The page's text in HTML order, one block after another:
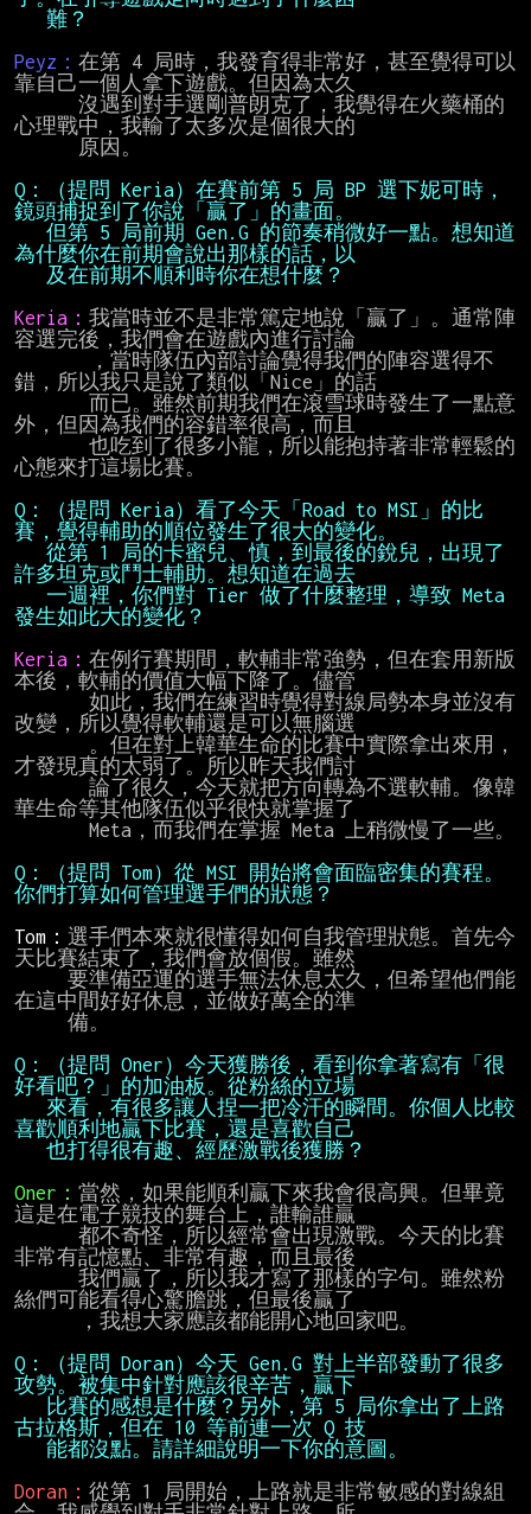
   難？
Peyz： 在第 4 局時，我發育得非常好，甚至覺得可以
靠自己一個人拿下遊戲。但因為太久
心理戰中，我輸了太多次是個很大的
Q：（提問 Keria）在賽前第 5 局 BP 選下妮可時，
   及在前期不順利時你在想什麼？
Keria： 我當時並不是非常篤定地說「贏了」。通常陣
容選完後，我們會在遊戲內進行討論
錯，所以我只是說了類似「Nice」的話
外，但因為我們的容錯率很高，而且
心態來打這場比賽。
Q：（提問 Keria）看了今天「Road to MSI」的比
發生如此大的變化？
Keria： 在例行賽期間，軟輔非常強勢，但在套用新版
本後，軟輔的價值大幅下降了。儘管
改變，所以覺得軟輔還是可以無腦選
才發現真的太弱了。所以昨天我們討
華生命等其他隊伍似乎很快就掌握了
Q：（提問 Tom）從 MSI 開始將會面臨密集的賽程。
你們打算如何管理選手們的狀態？
Tom： 選手們本來就很懂得如何自我管理狀態。首先今
天比賽結束了，我們會放個假。雖然
在這中間好好休息，並做好萬全的準
Q：（提問 Oner）今天獲勝後，看到你拿著寫有「很
   也打得很有趣、經歷激戰後獲勝？
Oner： 當然，如果能順利贏下來我會很高興。但畢竟
這是在電子競技的舞台上，誰輸誰贏
非常有記憶點、非常有趣，而且最後
絲們可能看得心驚膽跳，但最後贏了
Q：（提問 Doran）今天 Gen.G 對上半部發動了很多
   能都沒點。請詳細說明一下你的意圖。
Doran： 從第 1 局開始，上路就是非常敏感的對線組